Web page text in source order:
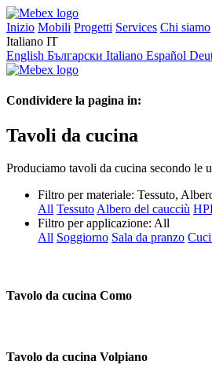
Inizio Mobili Progetti Services Chi siamo
Italiano IT
English Български Italiano Español
Condividere la pagina in:
Tavoli da cucina
Produciamo tavoli da cucina secondo le
Filtro per materiale: Tessuto,
All TessutoAlbero del caucciù
Filtro per applicazione: All
All Soggiorno Sala da pranzo
Tavolo da cucina Como
Tavolo da cucina Volpiano